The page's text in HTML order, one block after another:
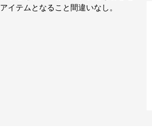
イテムとなること間違いなし。